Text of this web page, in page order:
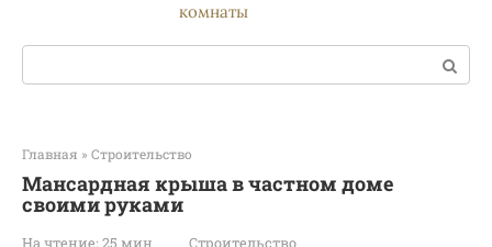
комнаты
Поиск:
Главная » Строительство
Мансардная крыша в частном доме
своими руками
На чтение: 25 мин Строительство